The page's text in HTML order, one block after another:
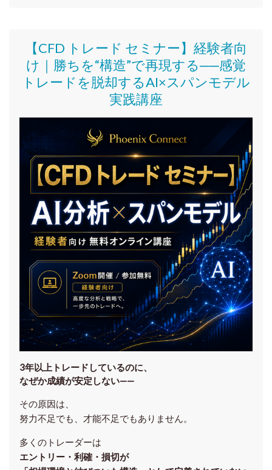
【CFD トレード セミナー】 経験者向
け｜ 勝ちを“構造”で再現する──感覚
トレードを脱却するAI×スパンモデル
実践講座
3年以上トレードしているのに、
なぜか成績が安定しない——
その原因は、
努力不足でも、才能不足でもありません。
多くのトレーダーは
エントリー・利確・損切が